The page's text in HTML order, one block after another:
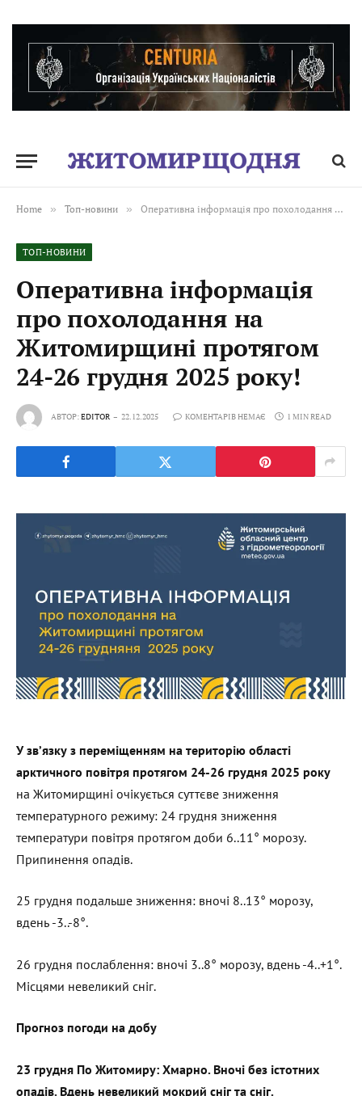
Home » Топ-новини » Оперативна інформація про похолодання на Житомирщині протягом 24-26 грудня 2025 року!
ТОП-НОВИНИ
Оперативна інформація
про похолодання на
Житомирщині протягом
24-26 грудня 2025 року!
АВТОР:EDITOR 22.12.2025 КОМЕНТАРІВ НЕМАЄ 1 MIN READ
У зв’язку з переміщенням на територію області
арктичного повітря протягом 24-26 грудня 2025 року
на Житомирщині очікується суттєве зниження
температурного режиму: 24 грудня зниження
температури повітря протягом доби 6..11° морозу.
Припинення опадів.
25 грудня подальше зниження: вночі 8..13° морозу,
вдень -3..-8°.
26 грудня послаблення: вночі 3..8° морозу, вдень -4..+1°.
Місцями невеликий сніг.
Прогноз погоди на добу
23 грудня По Житомиру: Хмарно. Вночі без істотних
опадів. Вдень невеликий мокрий сніг та сніг.